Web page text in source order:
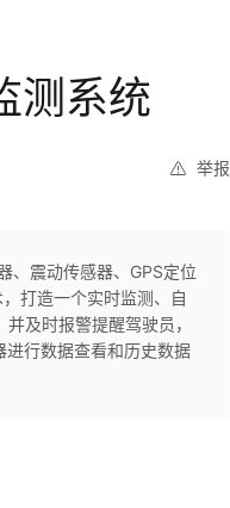
测系统
举报
、震动传感器、GPS定位
打造一个实时监测、自
及时报警提醒驾驶员，
进行数据查看和历史数据